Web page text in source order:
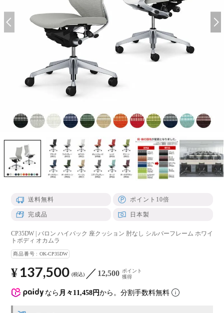
送料無料 ポイント10倍
完成品 日本製
CP35DW | バロン ハイバック 座クッション 肘なし シルバーフレーム ホワイ
トボディ オカムラ
商品番号 OK-CP35DW
なら 月々11,458円から。分割手数料無料
¥ 137,500 税込 12,500 ポイント
獲得